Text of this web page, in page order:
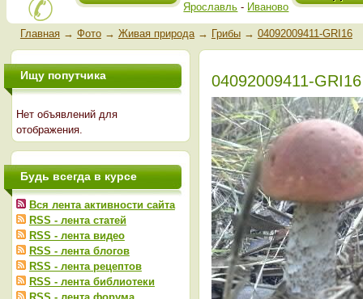
Ярославль - Иваново
Главная→ Фото→ Живая природа→ Грибы→ 04092009411-GRI16
04092009411-GRI16
Ищу попутчика
Нет объявлений для
отображения.
Будь всегда в курсе
Вся лента активности сайта
RSS - лента статей
RSS - лента видео
RSS - лента блогов
RSS - лента рецептов
RSS - лента библиотеки